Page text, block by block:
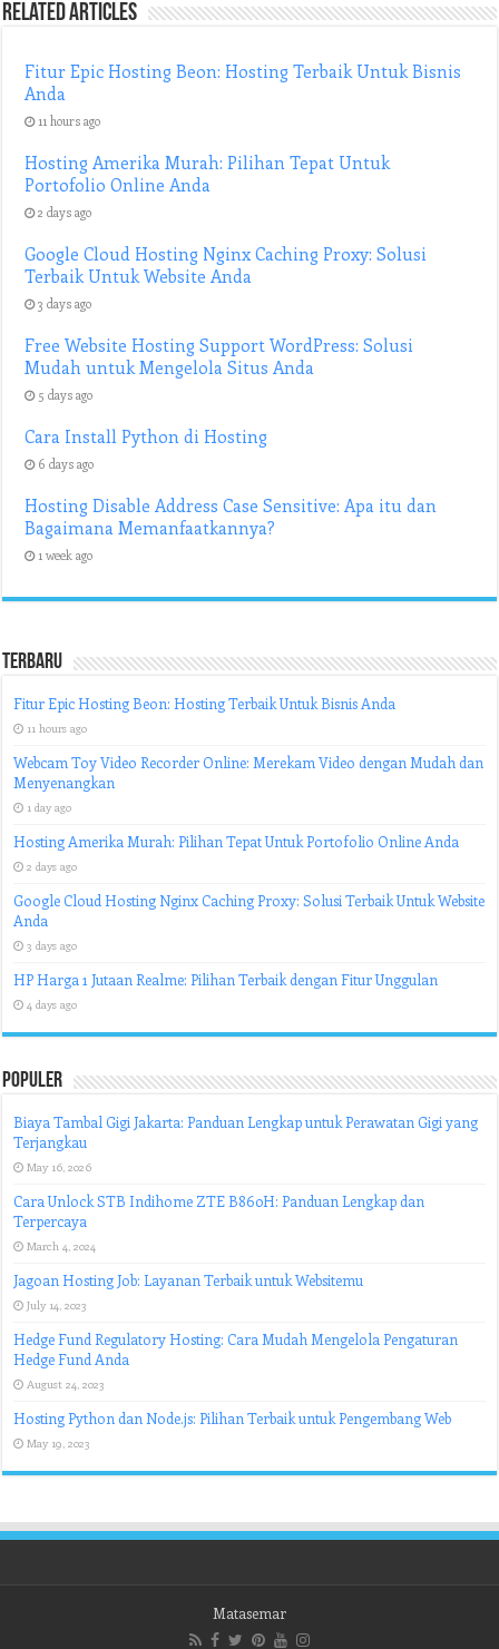
Related Articles
Fitur Epic Hosting Beon: Hosting Terbaik Untuk Bisnis
Anda
11 hours ago
Hosting Amerika Murah: Pilihan Tepat Untuk
Portofolio Online Anda
2 days ago
Google Cloud Hosting Nginx Caching Proxy: Solusi
Terbaik Untuk Website Anda
3 days ago
Free Website Hosting Support WordPress: Solusi
Mudah untuk Mengelola Situs Anda
5 days ago
Cara Install Python di Hosting
6 days ago
Hosting Disable Address Case Sensitive: Apa itu dan
Bagaimana Memanfaatkannya?
1 week ago
Terbaru
Fitur Epic Hosting Beon: Hosting Terbaik Untuk Bisnis Anda
11 hours ago
Webcam Toy Video Recorder Online: Merekam Video dengan Mudah dan
Menyenangkan
1 day ago
Hosting Amerika Murah: Pilihan Tepat Untuk Portofolio Online Anda
2 days ago
Google Cloud Hosting Nginx Caching Proxy: Solusi Terbaik Untuk Website
Anda
3 days ago
HP Harga 1 Jutaan Realme: Pilihan Terbaik dengan Fitur Unggulan
4 days ago
Populer
Biaya Tambal Gigi Jakarta: Panduan Lengkap untuk Perawatan Gigi yang
Terjangkau
May 16, 2026
Cara Unlock STB Indihome ZTE B860H: Panduan Lengkap dan
Terpercaya
March 4, 2024
Jagoan Hosting Job: Layanan Terbaik untuk Websitemu
July 14, 2023
Hedge Fund Regulatory Hosting: Cara Mudah Mengelola Pengaturan
Hedge Fund Anda
August 24, 2023
Hosting Python dan Node.js: Pilihan Terbaik untuk Pengembang Web
May 19, 2023
Matasemar